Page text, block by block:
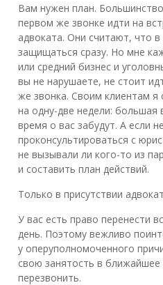
Вам нужен план.
первом же звонке идти на
адвоката. Они считают, что в
защищаться сразу. Но мне
или средний бизнес и
вы не нарушаете, не стоит
же звонка. Своим клиентам
на одну-две недели: большая
время о вас забудут. А если
проконсультироваться с
не вызывали ли кого-то из
и составить план действий.
Только в присутствии
У вас есть право перенести
день. Поэтому вежливо
у оперуполномоченного
свою занятость в
перезвонить.